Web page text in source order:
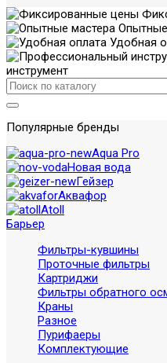
Удобная
инструмент
Популярные бренды
Aqua Pro
Новая вода
Гейзер
Аквафор
Atoll
Барьер
Фильтры-кувшины
Проточные фильтры
Картриджи
Фильтры обратного
Краны
Разное
Пурифаеры
Комплектующие